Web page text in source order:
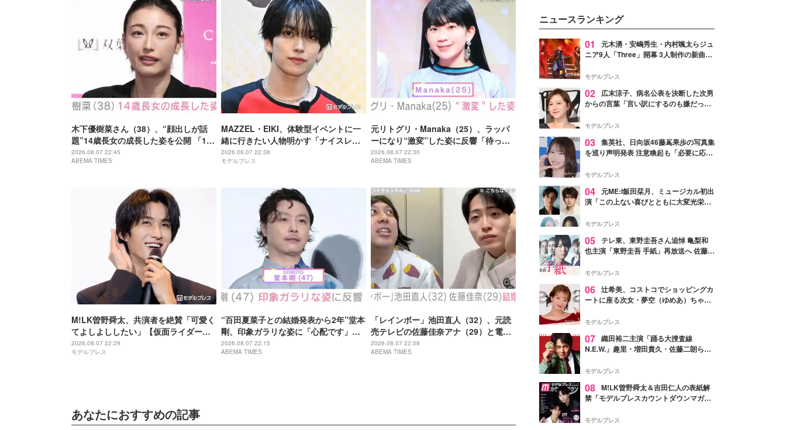
木下優樹菜さん（38）、“顔出しが話
題”14歳長女の成長した姿を公開 「14
歳とは思えぬオトナっぽさ」「優樹菜
ちゃんにそっくりすぎる」など反響
2026.08.07 22:45
ABEMA TIMES
MAZZEL・EIKI、体験型イベントに一
緒に行きたい人物明かす「ナイスレシ
ーブするまで終わらない」
2026.08.07 22:38
モデルプレス
元リトグリ・Manaka（25）、ラッパ
ーになり“激変”した姿に反響「待っ
て」「昔から見てるけど 最近ずっと可
愛くなってる」
2026.08.07 22:30
ABEMA TIMES
M!LK曽野舜太、共演者を絶賛「可愛く
てよしよししたい」【仮面ライダーゼ
ッツ さよならのミッション】
2026.08.07 22:29
モデルプレス
“百田夏菜子との結婚発表から2年”堂本
剛、印象ガラリな姿に「心配です」
「匂わせなの？」などさまざまな声
2026.08.07 22:15
ABEMA TIMES
「レインボー」池田直人（32）、元読
売テレビの佐藤佳奈アナ（29）と電撃
結婚「ジャンボより先とは」「かなり
びっくり！」など驚きの声
2026.08.07 22:08
ABEMA TIMES
あなたにおすすめの記事
ター・茅野しのぶ。一人ひとりの
個性に寄り添い、魅力を引き出す
衣装作りは、多くの女性たちに勇
気と自信を与え続けている。
ニュースランキング
01
元木湧・安嶋秀生・内村颯太らジュ
ニア9人「Three」開幕 3人制作の新曲＆
進んで夢を掴みたい」【ゲネプロレポ】
モデルプレス
02
広末涼子、病名公表を決断した次男
からの言葉「言い訳にするのも嫌だっ
モデルプレス
03 集英社、日向坂46藤嶌果歩の写真集
を巡り声明発表 注意喚起も「必要に応じ
モデルプレス
04 元ME:I飯田栞月、ミュージカル初出
演「この上ない喜びとともに大変光栄」
ャスト発表
モデルプレス
05 テレ東、東野圭吾さん追悼 亀梨和
也主演「東野圭吾 手紙」再放送へ 佐藤隆
モデルプレス
06 辻希美、コストコでショッピングカ
ートに座る次女・夢空（ゆめあ）ちゃん
ぎ」「成長を感じる」の声
モデルプレス
07 織田裕二主演「踊る大捜査線
N.E.W.」趣里・増田貴久・佐藤二朗ら新
徴する“謎のキーワード”も
モデルプレス
08 M!LK曽野舜太＆吉田仁人の表紙解
禁「モデルプレスカウントダウンマガジ
モデルプレス